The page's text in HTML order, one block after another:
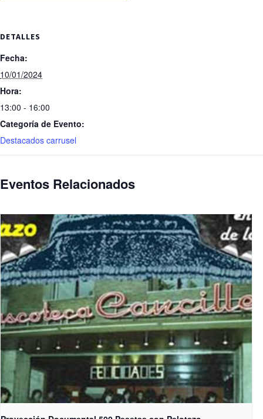
DETALLES
Fecha:
10/01/2024
Hora:
13:00 - 16:00
Categoría de Evento:
Destacados carrusel
Eventos Relacionados